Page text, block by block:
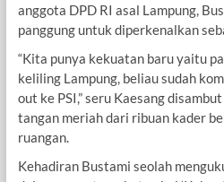
anggota DPD RI asal Lampung,
panggung untuk diperkenalkan
“Kita punya kekuatan baru yaitu
keliling Lampung, beliau sudah
out ke PSI,” seru Kaesang
tangan meriah dari ribuan kader
ruangan.
Kehadiran Bustami seolah